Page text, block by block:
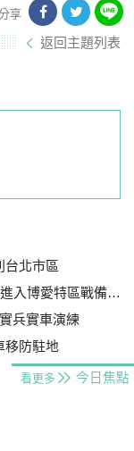
享
返回主題列表
台北市區
博愛特區戰備偵巡
兵實車演練
移防駐地
看更多 今日焦點